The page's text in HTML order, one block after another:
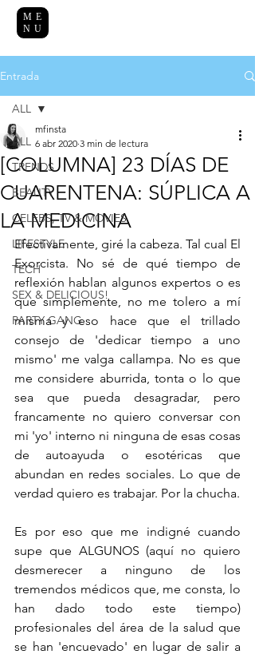
ME
NU
Entrada
ALL
TRENDS
BEAUTY
CELEBS, TV & MOVIES
LIFESTYLE
TECH
SEX & DELICIOUS!
PARTY GANG
ALL
[COLUMNA] 23 DÍAS DE
CUARENTENA: SÚPLICA A
LA MEDICINA
mfinsta
6 abr 2020 3 min de lectura
Efectivamente, giré la cabeza. Tal cual El
Exorcista. No sé de qué tiempo de
reflexión hablan algunos expertos o es
que simplemente, no me tolero a mí
misma y eso hace que el trillado
consejo de 'dedicar tiempo a uno
mismo' me valga callampa. No es que
me considere aburrida, tonta o lo que
sea que pueda desagradar, pero
francamente no quiero conversar con
mi 'yo' interno ni ninguna de esas cosas
de autoayuda o esotéricas que
abundan en redes sociales. Lo que de
verdad quiero es trabajar. Por la chucha.
Es por eso que me indigné cuando
supe que ALGUNOS (aquí no quiero
desmerecer a ninguno de los
tremendos médicos que, me consta, lo
han dado todo este tiempo)
profesionales del área de la salud que
se han 'encuevado' en lugar de salir a